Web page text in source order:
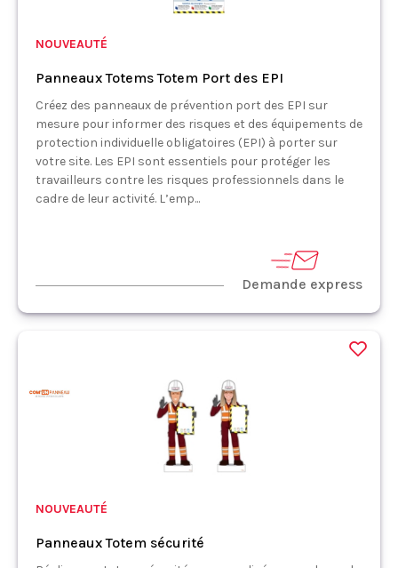
NOUVEAUTÉ
Panneaux Totems Totem Port des EPI
Créez des panneaux de prévention port des EPI sur
mesure pour informer des risques et des équipements de
protection individuelle obligatoires (EPI) à porter sur
votre site. Les EPI sont essentiels pour protéger les
travailleurs contre les risques professionnels dans le
cadre de leur activité. L’emp...
Demande express
NOUVEAUTÉ
Panneaux Totem sécurité